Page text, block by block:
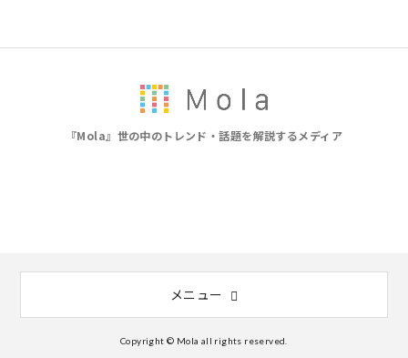
『Mola』世の中のトレンド・話題を解説するメディア
メニュー
Copyright © Mola all rights reserved.